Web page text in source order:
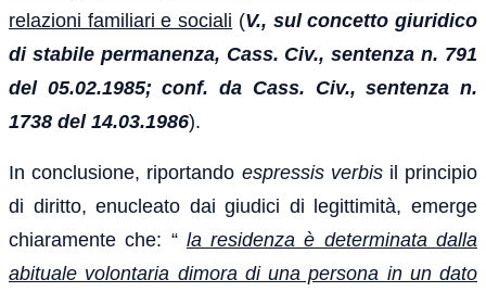
relazioni familiari e sociali (V., sul concetto giuridico
di stabile permanenza, Cass. Civ., sentenza n. 791
del 05.02.1985; conf. da Cass. Civ., sentenza n.
1738 del 14.03.1986).
In conclusione, riportando espressis verbisil principio
di diritto, enucleato dai giudici di legittimità, emerge
chiaramente che: “ la residenza è determinata dalla
abituale volontaria dimora di una persona in un dato